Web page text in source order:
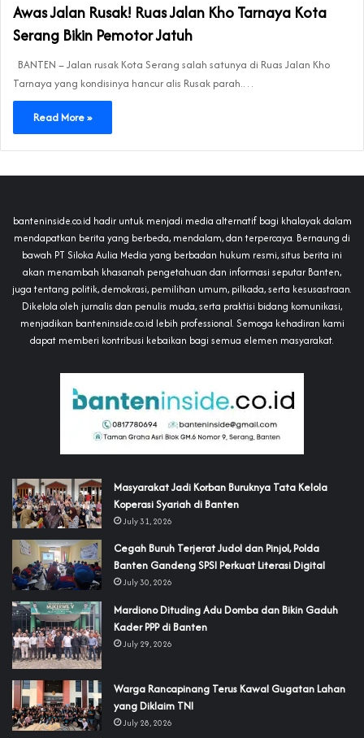
Awas Jalan Rusak! Ruas Jalan Kho Tarnaya Kota
Serang Bikin Pemotor Jatuh
BANTEN – Jalan rusak Kota Serang salah satunya di Ruas Jalan Kho
Tarnaya yang kondisinya hancur alis Rusak parah.…
Read More »
banteninside.co.id hadir untuk menjadi media alternatif bagi khalayak dalam
mendapatkan berita yang berbeda, mendalam, dan terpercaya. Bernaung di
bawah PT Siloka Aulia Media yang berbadan hukum resmi, situs berita ini
akan menambah khasanah pengetahuan dan informasi seputar Banten,
juga tentang politik, demokrasi, pemilihan umum, pilkada, serta kesusastraan.
Dikelola oleh jurnalis dan penulis muda, serta praktisi bidang komunikasi,
menjadikan banteninside.co.id lebih professional. Semoga kehadiran kami
dapat memberi kontribusi kebaikan bagi semua elemen masyarakat.
‎Masyarakat Jadi Korban Buruknya Tata Kelola
Koperasi Syariah di Banten
July 31, 2026
Cegah Buruh Terjerat Judol dan Pinjol, Polda
Banten Gandeng SPSI Perkuat Literasi Digital
July 30, 2026
‎Mardiono Dituding Adu Domba dan Bikin Gaduh
Kader PPP di Banten
July 29, 2026
‎Warga Rancapinang Terus Kawal Gugatan Lahan
yang Diklaim TNI‎‎
July 28, 2026